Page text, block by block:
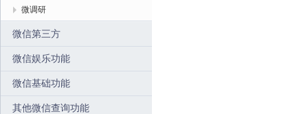
微调研
微信第三方
微信娱乐功能
微信基础功能
其他微信查询功能